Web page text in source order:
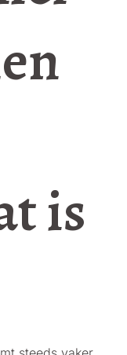
is